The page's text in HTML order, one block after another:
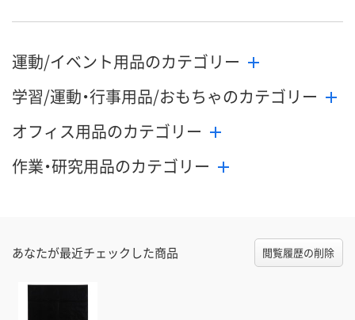
運動/イベント用品のカテゴリー
学習/運動・行事用品/おもちゃのカテゴリー
オフィス用品のカテゴリー
作業・研究用品のカテゴリー
あなたが最近チェックした商品 閲覧履歴の削除